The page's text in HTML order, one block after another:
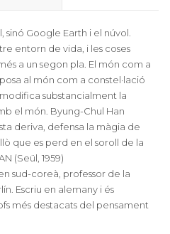
Google Earth i el núvol.
entorn de vida, i les coses
a un segon pla. El món com a
al món com a constel·lació
substancialment la
el món. Byung-Chul Han
deriva, defensa la màgia de
que es perd en el soroll de la
(Seül, 1959)
sud-coreà, professor de la
Escriu en alemany i és
més destacats del pensament